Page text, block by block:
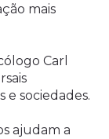
mais
Carl
sociedades.
ajudam a